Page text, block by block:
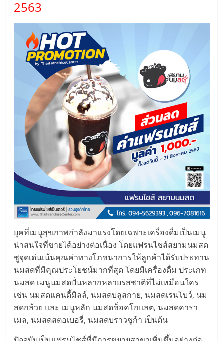
แฟ
รน
ไชส์,
รวม
แฟ
รน
ไชส์
ขาย
แฟ
รน
ไชส์
แฟ
2563
ยุคที่เมนูสุขภาพกำลังมาแรงโดยเฉพาะเครื่องดื่มเป็นเมนู
น่าสนใจที่ขายได้อย่างต่อเนื่อง โดยแฟรนไชส์สยามนมสด
ชูจุดเด่นเน้นคุณค่าทางโภชนาการให้ลูกค้าได้รับประทาน
นมสดที่มีคุณประโยชน์มากที่สุด โดยมีเครื่องดื่ม ประเภท
นมสด เมนูนมสดปั่นหลากหลายรสชาติที่ไม่เหมือนใคร
เช่น นมสดแคนดี้มิลล์, นมสดบลูสกาย, นมสดเรนโบว์, นม
สดกล้วย และ เมนูหลัก นมสดช็อคโกแลต, นมสดคารา
เมล, นมสดสตอเบอรี่, นมสดบราวชูก้า เป็นต้น